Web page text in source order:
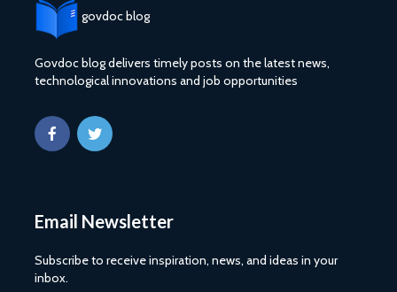
govdoc blog
Govdoc blog delivers timely posts on the latest news,
technological innovations and job opportunities
Email Newsletter
Subscribe to receive inspiration, news, and ideas in your
inbox.